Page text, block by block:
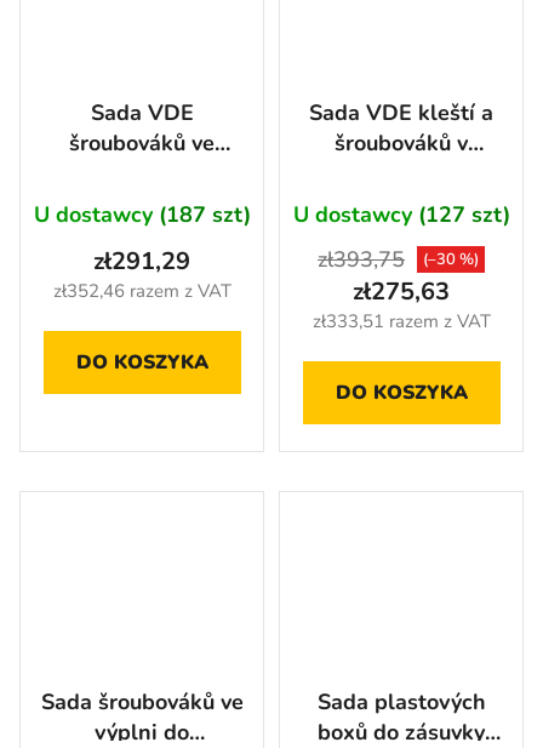
Sada VDE
šroubováků ve
dílenského vozíku,
25 ks - AH2404
U dostawcy (187 szt)
zł352,46 razem z VAT
zł291,29
DO KOSZYKA
Sada VDE kleští a
šroubováků v
ks - AH2409
U dostawcy (127 szt)
zł333,51 razem z VAT
zł275,63
zł393,75 (–30 %)
DO KOSZYKA
Sada šroubováků ve
výplni do
Sada plastových
boxů do zásuvky